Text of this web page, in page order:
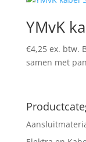
YMvK
€4,25 ex. btw.
samen met